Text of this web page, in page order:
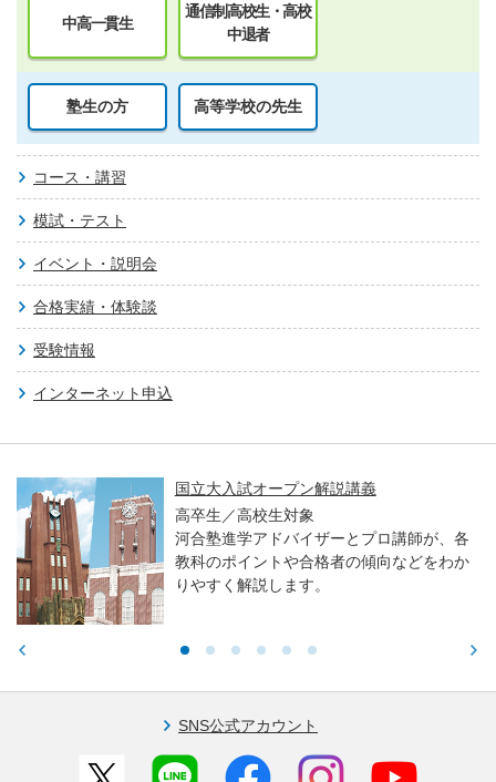
中高一貫生
通信制高校生・高校
中退者
塾生の方 高等学校の先生
コース・講習
模試・テスト
イベント・説明会
合格実績・体験談
受験情報
インターネット申込
国立大入試オープン解説講義
高卒生／高校生対象
河合塾進学アドバイザーとプロ講師が、各
教科のポイントや合格者の傾向などをわか
りやすく解説します。
SNS公式アカウント